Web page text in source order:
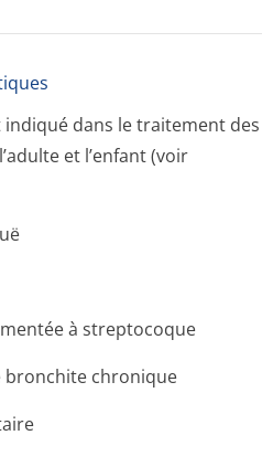
indiqué dans le traitement des
et l’enfant (voir
à streptocoque
bronchite chronique